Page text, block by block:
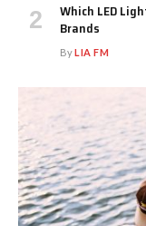
Which LED
Brands
ByLIA FM